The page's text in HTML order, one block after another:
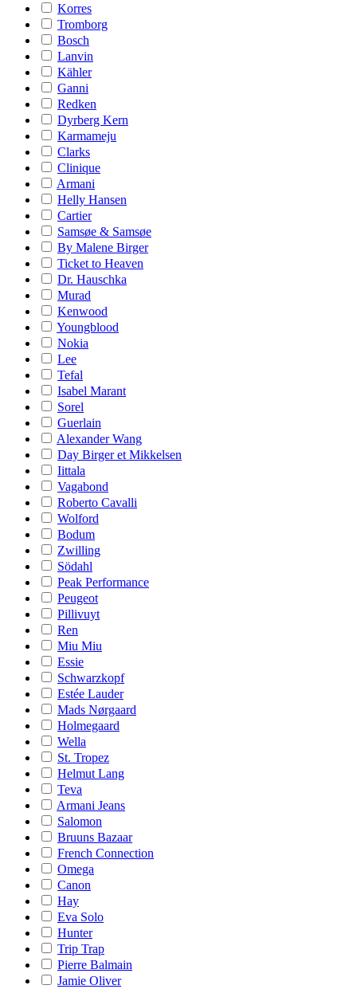
Korres
Tromborg
Bosch
Lanvin
Kähler
Ganni
Redken
Dyrberg Kern
Karmameju
Clarks
Clinique
Armani
Helly Hansen
Cartier
Samsøe & Samsøe
By Malene Birger
Ticket to Heaven
Dr. Hauschka
Murad
Kenwood
Youngblood
Nokia
Lee
Tefal
Isabel Marant
Sorel
Guerlain
Alexander Wang
Day Birger et Mikkelsen
Iittala
Vagabond
Roberto Cavalli
Wolford
Bodum
Zwilling
Södahl
Peak Performance
Peugeot
Pillivuyt
Ren
Miu Miu
Essie
Schwarzkopf
Estée Lauder
Mads Nørgaard
Holmegaard
Wella
St. Tropez
Helmut Lang
Teva
Armani Jeans
Salomon
Bruuns Bazaar
French Connection
Omega
Canon
Hay
Eva Solo
Hunter
Trip Trap
Pierre Balmain
Jamie Oliver